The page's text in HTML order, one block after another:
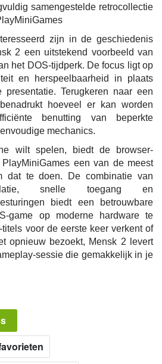
samengestelde retrocollectie
zijn in de geschiedenis
2 een uitstekend voorbeeld van
het DOS-tijdperk. De focus ligt op
en herspeelbaarheid in plaats
presentatie. Terugkeren naar een
hoeveel er kan worden
benutting van beperkte
mechanics.
wilt spelen, biedt de browser-
een van de meest
dat te doen. De combinatie van
snelle toegang en
biedt een betrouwbare
game op moderne hardware te
voor de eerste keer verkent of
opnieuw bezoekt, Mensk 2 levert
sessie die gemakkelijk in je